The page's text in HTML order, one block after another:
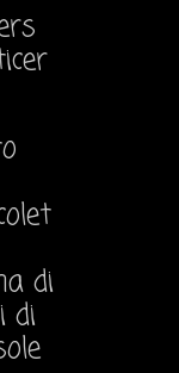
di
di